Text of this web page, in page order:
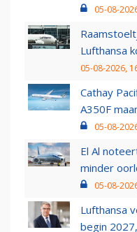
05-08-
Lufthansa
05-08-2026,
Cathay
A350F
05-08-
El Al
minder
05-08-
Lufthansa
begin